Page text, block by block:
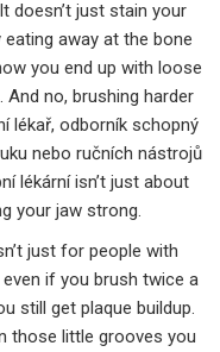
doesn’t just stain your
away at the bone
you end up with loose
no, brushing harder
lékař, odborník schopný
nebo ručních nástrojů
lékární isn’t just about
your jaw strong.
just for people with
if you brush twice a
still get plaque buildup.
those little grooves you